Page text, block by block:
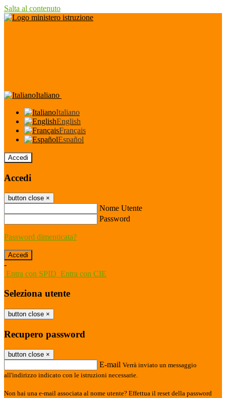
Salta al contenuto
Italiano
Italiano
English
Français
Español
Accedi
Accedi
button close ×
Nome Utente
Password
Password dimenticata?
-
Entra con SPID Entra con CIE
Seleziona utente
button close ×
Recupero password
button close ×
E-mail Verrà inviato un messaggio
all'indirizzo indicato con le istruzioni necessarie.
Non hai una e-mail associata al nome utente? Effettua il reset della password